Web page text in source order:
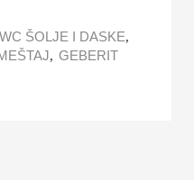
ŠOLJE I DASKE,
, GEBERIT